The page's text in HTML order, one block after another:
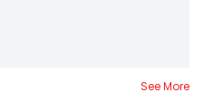
See More